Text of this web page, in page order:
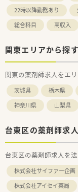
22時以降勤務あり
総合科目
高収入
関東エリアから探す
関東の薬剤師求人をエ
茨城県 栃木県
神奈川県
山梨県
台東区の薬剤師求
台東区の薬剤師求人を
株式会社サイファー企画
株式会社アイセイ薬局